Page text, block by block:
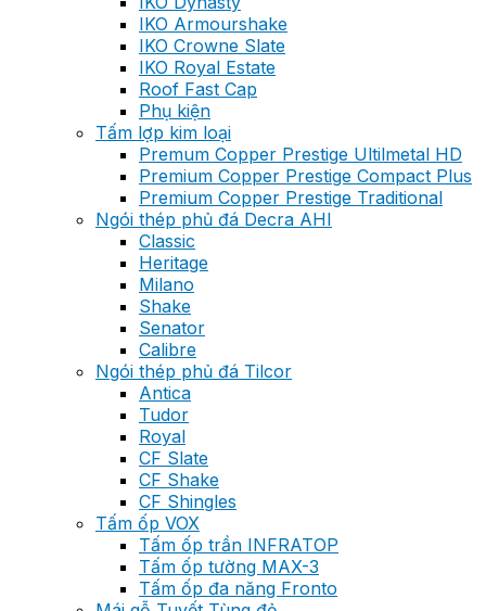
IKO Armourshake
IKO Crowne Slate
IKO Royal Estate
Roof Fast Cap
Phụ kiện
Tấm lợp kim loại
Premum Copper Prestige Ultilmetal HD
Premium Copper Prestige Compact Plus
Premium Copper Prestige Traditional
Ngói thép phủ đá Decra AHI
Classic
Heritage
Milano
Shake
Senator
Calibre
Ngói thép phủ đá Tilcor
Antica
Tudor
Royal
CF Slate
CF Shake
CF Shingles
Tấm ốp VOX
Tấm ốp trần INFRATOP
Tấm ốp tường MAX-3
Tấm ốp đa năng Fronto